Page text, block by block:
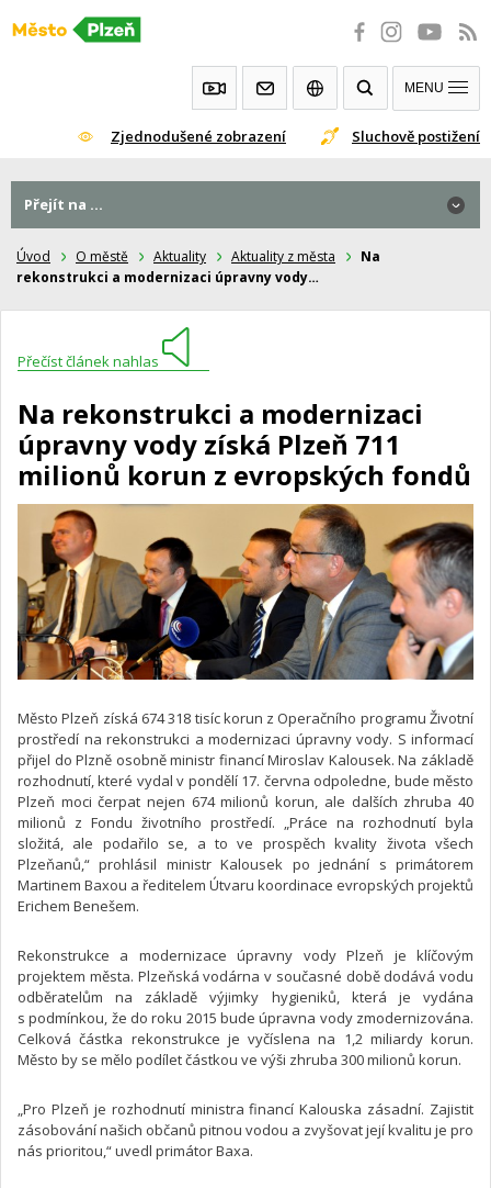
Přeskočit
Zjednodušené zobrazení Sluchově postižení
MENU
Úvod O městě Aktuality Aktuality z města
Na
rekonstrukci a modernizaci úpravny vody…
Přečíst článek nahlas
Na rekonstrukci a modernizaci
úpravny vody získá Plzeň 711
milionů korun z evropských fondů
Město Plzeň získá 674 318 tisíc korun z Operačního programu Životní
prostředí na rekonstrukci a modernizaci úpravny vody. S informací
přijel do Plzně osobně ministr financí Miroslav Kalousek. Na základě
rozhodnutí, které vydal v pondělí 17. června odpoledne, bude město
Plzeň moci čerpat nejen 674 milionů korun, ale dalších zhruba 40
milionů z Fondu životního prostředí. „Práce na rozhodnutí byla
složitá, ale podařilo se, a to ve prospěch kvality života všech
Plzeňanů,“ prohlásil ministr Kalousek po jednání s primátorem
Martinem Baxou a ředitelem Útvaru koordinace evropských projektů
Erichem Benešem.
Rekonstrukce a modernizace úpravny vody Plzeň je klíčovým
projektem města. Plzeňská vodárna v současné době dodává vodu
odběratelům na základě výjimky hygieniků, která je vydána
s podmínkou, že do roku 2015 bude úpravna vody zmodernizována.
Celková částka rekonstrukce je vyčíslena na 1,2 miliardy korun.
Město by se mělo podílet částkou ve výši zhruba 300 milionů korun.
„Pro Plzeň je rozhodnutí ministra financí Kalouska zásadní. Zajistit
zásobování našich občanů pitnou vodou a zvyšovat její kvalitu je pro
nás prioritou,“ uvedl primátor Baxa.
Přejít na ...